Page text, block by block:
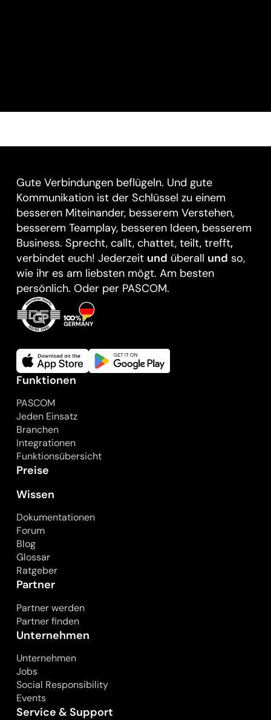
Gute Verbindungen beflügeln. Und gute
Kommunikation ist der Schlüssel zu einem
besseren Miteinander, besserem Verstehen,
besserem Teamplay, besseren Ideen, besserem
Business. Sprecht, callt, chattet, teilt, trefft,
verbindet euch! Jederzeit und überall und so,
wie ihr es am liebsten mögt. Am besten
persönlich. Oder per PASCOM.
Funktionen
PASCOM
Jeden Einsatz
Branchen
Integrationen
Funktionsübersicht
Preise
Wissen
Dokumentationen
Forum
Blog
Glossar
Ratgeber
Partner
Partner werden
Partner finden
Unternehmen
Unternehmen
Jobs
Social Responsibility
Events
Service & Support